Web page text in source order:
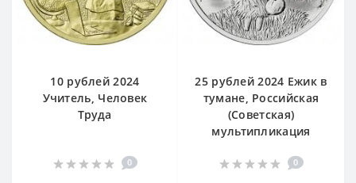
10 рублей 2024
Учитель, Человек
Труда
0
25 рублей 2024 Ежик в
тумане, Российская
(Cоветская)
мультипликация
0